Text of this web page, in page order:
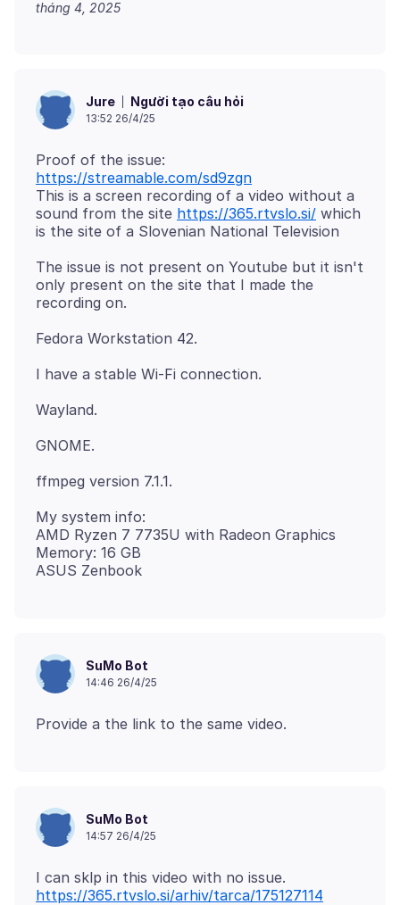
tháng 4, 2025
Jure Người tạo câu hỏi
13:52 26/4/25
Proof of the issue:
https://streamable.com/sd9zgn
This is a screen recording of a video without a
sound from the site https://365.rtvslo.si/ which
The issue is not present on Youtube but it isn't
only present on the site that I made the
My system info:
AMD Ryzen 7 7735U with Radeon Graphics
Memory: 16 GB
SuMo Bot
14:46 26/4/25
SuMo Bot
14:57 26/4/25
I can sklp in this video with no issue.
https://365.rtvslo.si/arhiv/tarca/175127114